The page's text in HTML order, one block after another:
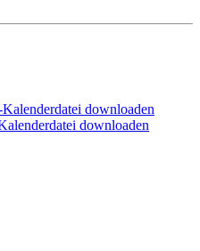
downloaden
downloaden